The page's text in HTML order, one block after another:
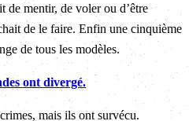
de mentir, de voler ou d’être
de le faire. Enfin une cinquième
de tous les modèles.
ont divergé.
mais ils ont survécu.